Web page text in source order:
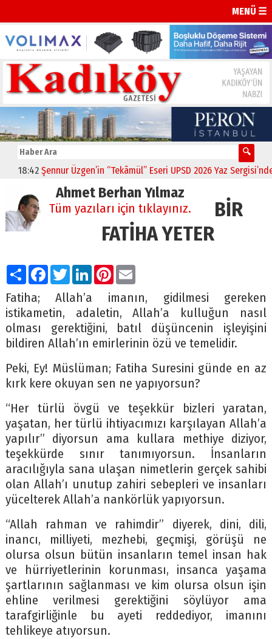
MENÜ ☰
Şennur Üzgen’in “Tekâmül” Eseri UPSD 2026 Yaz Sergisi’nde
Ahmet Berhan Yılmaz
Tüm yazıları için tıklayınız.
BİR
FATİHA YETER
PaylaşFacebook
TwitterLinkedIn
Pinterest
Email
Fatiha; Allah’a imanın, gidilmesi gereken
istikametin, adaletin, Allah’a kulluğun nasıl
olması gerektiğini, batıl düşüncenin işleyişini
bildiren Allah’ın emirlerinin özü ve temelidir.
Peki, Ey! Müslüman; Fatiha Suresini günde en az
kırk kere okuyan sen ne yapıyorsun?
“Her türlü övgü ve teşekkür bizleri yaratan,
yaşatan, her türlü ihtiyacımızı karşılayan Allah’a
yapılır” diyorsun ama kullara methiye diziyor,
teşekkürde sınır tanımıyorsun. İnsanların
aracılığıyla sana ulaşan nimetlerin gerçek sahibi
olan Allah’ı unutup zahiri sebepleri ve insanları
yücelterek Allah’a nankörlük yapıyorsun.
“Allah rahman ve rahimdir” diyerek, dini, dili,
inancı, milliyeti, mezhebi, geçmişi, görüşü ne
olursa olsun bütün insanların temel insan hak
ve hürriyetlerinin korunması, insanca yaşama
şartlarının sağlanması ve kim olursa olsun işin
ehline verilmesi gerektiğini söylüyor ama
tarafgirliğinle bu ayeti reddediyor, imanını
tehlikeye atıyorsun.